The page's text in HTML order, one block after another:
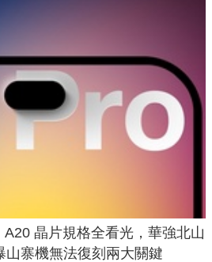
晶片規格全看光，華強北山
山寨機無法復刻兩大關鍵